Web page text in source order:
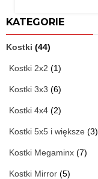
KATEGORIE
Kostki (44)
Kostki 2x2 (1)
Kostki 3x3 (6)
Kostki 4x4 (2)
Kostki 5x5 i większe (3)
Kostki Megaminx (7)
Kostki Mirror (5)